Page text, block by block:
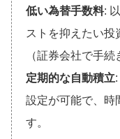
低い為替手数料:
ストを抑えたい投
（証券会社で手
定期的な自動積立
設定が可能で、時
す。